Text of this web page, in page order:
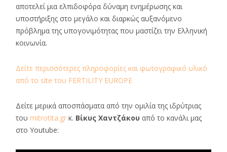
αποτελεί μια ελπιδοφόρα δύναμη ενημέρωσης και
υποστήριξης στο μεγάλο και διαρκώς αυξανόμενο
πρόβλημα της υπογονιμότητας που μαστίζει την Ελληνική
κοινωνία.
Δείτε περισσότερες πληροφορίες και φωτογραφικό υλικό
από το site του FERTILITY EUROPE
Δείτε μερικά αποσπάσματα από την ομιλία της ιδρύτριας
τουmitrotita.gr κ. Βίκυς Χαντζάκου από το κανάλι μας
στο Youtube: